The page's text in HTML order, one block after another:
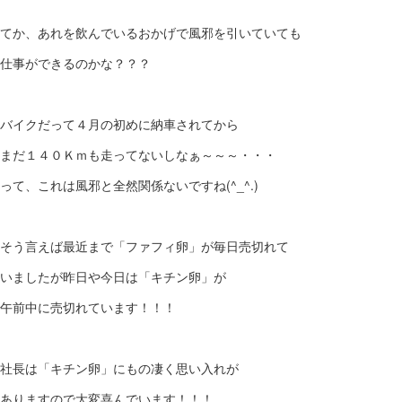
てか、あれを飲んでいるおかげで風邪を引いていても
仕事ができるのかな？？？
バイクだって４月の初めに納車されてから
まだ１４０Ｋｍも走ってないしなぁ～～～・・・
って、これは風邪と全然関係ないですね(^_^.)
そう言えば最近まで「ファフィ卵」が毎日売切れて
いましたが昨日や今日は「キチン卵」が
午前中に売切れています！！！
社長は「キチン卵」にもの凄く思い入れが